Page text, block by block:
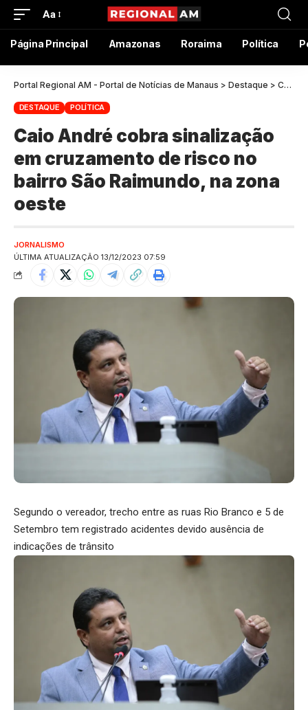
Aa
Página Principal Amazonas Roraima Política
Portal Regional AM - Portal de Notícias de Manaus > Destaque > Caio André cobra sinalização em cruzamento de risco no bairro São Raimundo, na zona oeste
DESTAQUE POLÍTICA
Caio André cobra sinalização
em cruzamento de risco no
bairro São Raimundo, na zona
oeste
ÚLTIMA ATUALIZAÇÃO 13/12/2023 07:59
JORNALISMO
Segundo o vereador, trecho entre as ruas Rio Branco e 5 de
Setembro tem registrado acidentes devido ausência de
indicações de trânsito